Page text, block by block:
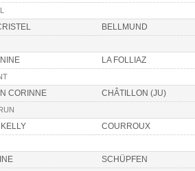
BELLMUND
LA FOLLIAZ
CORINNE CHÂTILLON (JU)
COURROUX
SCHÜPFEN